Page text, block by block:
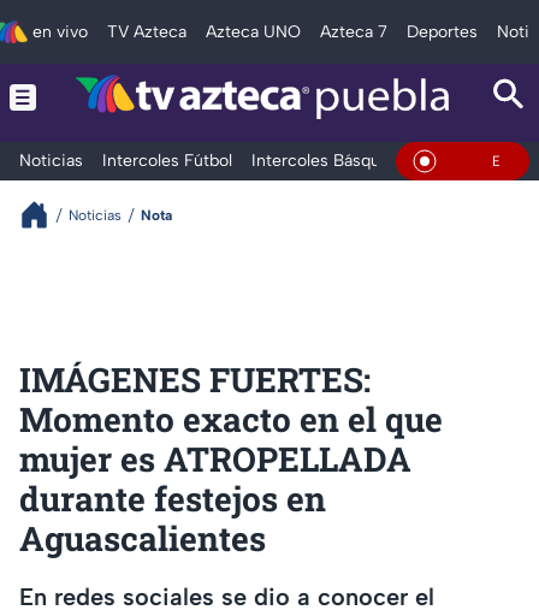
en vivo TV Azteca Azteca UNO Azteca 7 Deportes
Noticias Intercoles Fútbol Intercoles Básquetbol Deportes
En Vivo
Noticias Nota
IMÁGENES FUERTES:
Momento exacto en el que
mujer es ATROPELLADA
durante festejos en
Aguascalientes
En redes sociales se dio a conocer el